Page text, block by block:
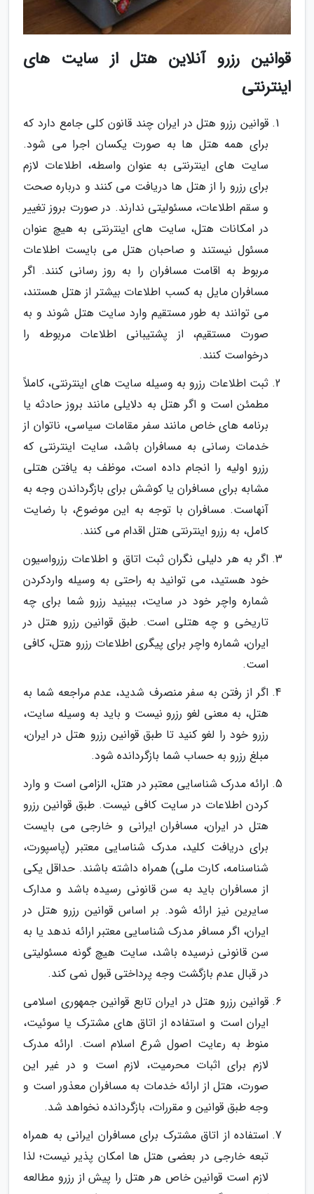
قوانین رزرو آنلاین هتل از سایت های
اینترنتی
قوانین رزرو هتل در ایران چند قانون کلی جامع دارد که
برای همه هتل ها به صورت یکسان اجرا می شود.
سایت های اینترنتی به عنوان واسطه، اطلاعات لازم
برای رزرو را از هتل ها دریافت می کنند و درباره صحت
و سقم اطلاعات، مسئولیتی ندارند. در صورت بروز تغییر
در امکانات هتل، سایت های اینترنتی به هیچ عنوان
مسئول نیستند و صاحبان هتل می بایست اطلاعات
مربوط به اقامت مسافران را به روز رسانی کنند. اگر
مسافران مایل به کسب اطلاعات بیشتر از هتل هستند،
می توانند به طور مستقیم وارد سایت هتل شوند و به
صورت مستقیم، از پشتیبانی اطلاعات مربوطه را
درخواست کنند.
ثبت اطلاعات رزرو به وسیله سایت های اینترنتی، کاملاً
مطمئن است و اگر هتل به دلایلی مانند بروز حادثه یا
برنامه های خاص مانند سفر مقامات سیاسی، ناتوان از
خدمات رسانی به مسافران باشد، سایت اینترنتی که
رزرو اولیه را انجام داده است، موظف به یافتن هتلی
مشابه برای مسافران یا کوشش برای بازگرداندن وجه به
آنهاست. مسافران با توجه به این موضوع، با رضایت
کامل، به رزرو اینترنتی هتل اقدام می کنند.
اگر به هر دلیلی نگران ثبت اتاق و اطلاعات رزرواسیون
خود هستید، می توانید به راحتی به وسیله واردکردن
شماره واچر خود در سایت، ببینید رزرو شما برای چه
تاریخی و چه هتلی است. طبق قوانین رزرو هتل در
ایران، شماره واچر برای پیگری اطلاعات رزرو هتل، کافی
است.
اگر از رفتن به سفر منصرف شدید، عدم مراجعه شما به
هتل، به معنی لغو رزرو نیست و باید به وسیله سایت،
رزرو خود را لغو کنید تا طبق قوانین رزرو هتل در ایران،
مبلغ رزرو به حساب شما بازگردانده شود.
ارائه مدرک شناسایی معتبر در هتل، الزامی است و وارد
کردن اطلاعات در سایت کافی نیست. طبق قوانین رزرو
هتل در ایران، مسافران ایرانی و خارجی می بایست
برای دریافت کلید، مدرک شناسایی معتبر (پاسپورت،
شناسنامه، کارت ملی) همراه داشته باشند. حداقل یکی
از مسافران باید به سن قانونی رسیده باشد و مدارک
سایرین نیز ارائه شود. بر اساس قوانین رزرو هتل در
ایران، اگر مسافر مدرک شناسایی معتبر ارائه ندهد یا به
سن قانونی نرسیده باشد، سایت هیچ گونه مسئولیتی
در قبال عدم بازگشت وجه پرداختی قبول نمی کند.
قوانین رزرو هتل در ایران تابع قوانین جمهوری اسلامی
ایران است و استفاده از اتاق های مشترک یا سوئیت،
منوط به رعایت اصول شرع اسلام است. ارائه مدرک
لازم برای اثبات محرمیت، لازم است و در غیر این
صورت، هتل از ارائه خدمات به مسافران معذور است و
وجه طبق قوانین و مقررات، بازگردانده نخواهد شد.
استفاده از اتاق مشترک برای مسافران ایرانی به همراه
تبعه خارجی در بعضی هتل ها امکان پذیر نیست؛ لذا
لازم است قوانین خاص هر هتل را پیش از رزرو مطالعه